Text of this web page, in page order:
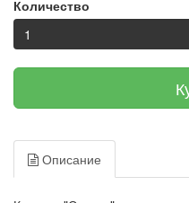
Количество
Описание